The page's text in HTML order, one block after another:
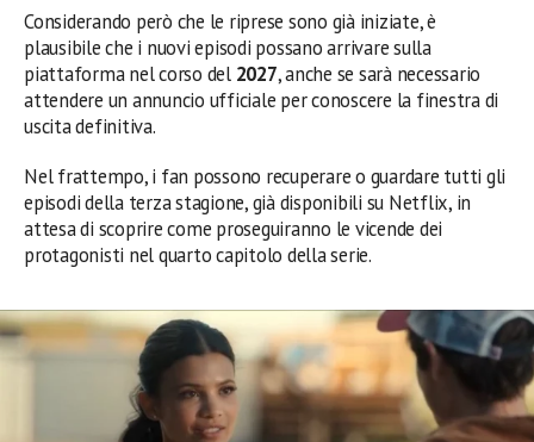
Considerando però che le riprese sono già iniziate, è
plausibile che i nuovi episodi possano arrivare sulla
piattaforma nel corso del 2027, anche se sarà necessario
attendere un annuncio ufficiale per conoscere la finestra di
uscita definitiva.
Nel frattempo, i fan possono recuperare o guardare tutti gli
episodi della terza stagione, già disponibili su Netflix, in
attesa di scoprire come proseguiranno le vicende dei
protagonisti nel quarto capitolo della serie.